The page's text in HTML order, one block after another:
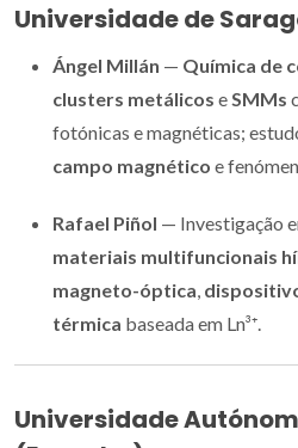
Universidade de
Ángel Millán — Química de
clusters metálicos eSMMs
fotónicas e magnéticas;
campo magnético e
Rafael Piñol — Investigação
materiais multifuncionais
magneto-óptica,
térmica baseada em Ln³⁺.
Universidade